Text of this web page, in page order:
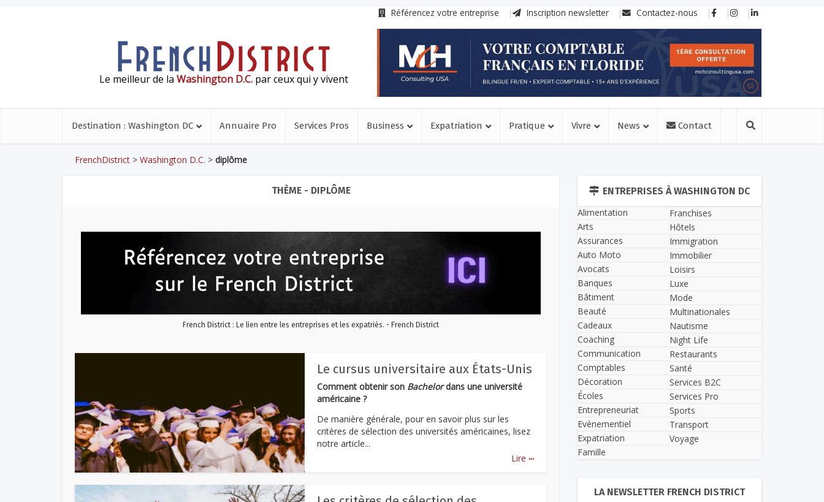
Référencez votre entreprise Inscription newsletter Contactez-nous
Le meilleur de la Washington D.C. par ceux qui y vivent
Destination : Washington DC Annuaire Pro Services Pros Business Expatriation Pratique Vivre News Contact
FrenchDistrict > Washington D.C. > diplôme
THÈME - DIPLÔME
French District : Le lien entre les entreprises et les expatriés. - French District
Le cursus universitaire aux États-Unis
Comment obtenir son Bachelordans une université
américaine ?
De manière générale, pour en savoir plus sur les
critères de sélection des universités américaines, lisez
notre article...
Lire ...
ENTREPRISES À WASHINGTON DC
Alimentation
Arts
Assurances
Auto Moto
Avocats
Banques
Bâtiment
Beauté
Cadeaux
Coaching
Communication
Comptables
Décoration
Écoles
Entrepreneuriat
Evènementiel
Expatriation
Famille
Franchises
Hôtels
Immigration
Immobilier
Loisirs
Luxe
Mode
Multinationales
Nautisme
Night Life
Restaurants
Santé
Services B2C
Services Pro
Sports
Transport
Voyage
LA NEWSLETTER FRENCH DISTRICT